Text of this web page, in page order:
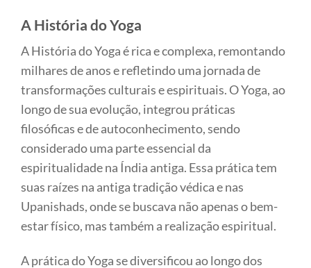
A História do Yoga
A História do Yoga é rica e complexa, remontando
milhares de anos e refletindo uma jornada de
transformações culturais e espirituais. O Yoga, ao
longo de sua evolução, integrou práticas
filosóficas e de autoconhecimento, sendo
considerado uma parte essencial da
espiritualidade na Índia antiga. Essa prática tem
suas raízes na antiga tradição védica e nas
Upanishads, onde se buscava não apenas o bem-
estar físico, mas também a realização espiritual.
A prática do Yoga se diversificou ao longo dos